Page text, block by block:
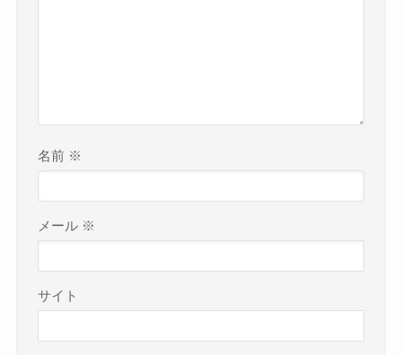
名前 ※
メール ※
サイト